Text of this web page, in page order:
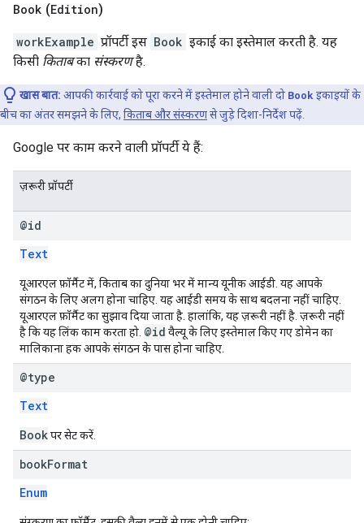
Book (Edition)
workExample प्रॉपर्टी इस Book इकाई का इस्तेमाल करती है. यह
किसी किताबका संस्करणहै.
खास बात: आपकी कार्रवाई को पूरा करने में इस्तेमाल होने वाली दो Book इकाइयों के
बीच का अंतर समझने के लिए, किताब और संस्करणसे जुड़े दिशा-निर्देश पढ़ें.
Google पर काम करने वाली प्रॉपर्टी ये हैं:
ज़रूरी प्रॉपर्टी
@id
Text
यूआरएल फ़ॉर्मैट में, किताब का दुनिया भर में मान्य यूनीक आईडी. यह आपके
संगठन के लिए अलग होना चाहिए. यह आईडी समय के साथ बदलना नहीं चाहिए.
यूआरएल फ़ॉर्मैट का सुझाव दिया जाता है. हालांकि, यह ज़रूरी नहीं है. ज़रूरी नहीं
है कि यह लिंक काम करता हो. @id वैल्यू के लिए इस्तेमाल किए गए डोमेन का
मालिकाना हक आपके संगठन के पास होना चाहिए.
@type
Text
Bookपर सेट करें.
bookFormat
Enum